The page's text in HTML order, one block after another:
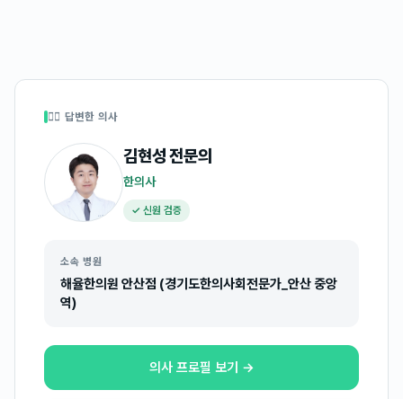
👩‍⚕️ 답변한 의사
김현성전문의
한의사
✓ 신원 검증
소속 병원
해율한의원 안산점 (경기도한의사회전문가_안산 중앙
역)
의사 프로필 보기 →